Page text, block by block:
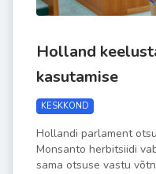
Holland
kasutamise
KESKKOND
Hollandi parlament
Monsanto herbitsiidi
sama otsuse vastu